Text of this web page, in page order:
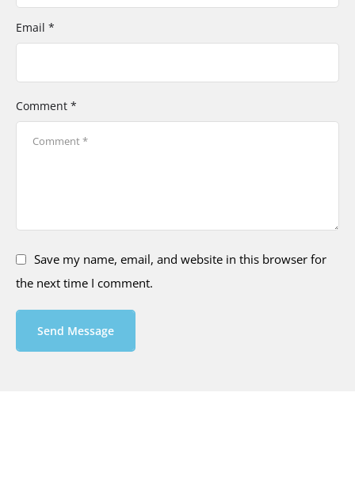
Comment *
Email *
Save my name, email, and website in this browser for
the next time I comment.
Send Message